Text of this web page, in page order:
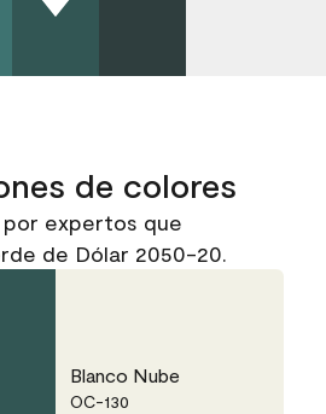
de colores
expertos que
de Dólar 2050-20.
Blanco Nube
OC-130